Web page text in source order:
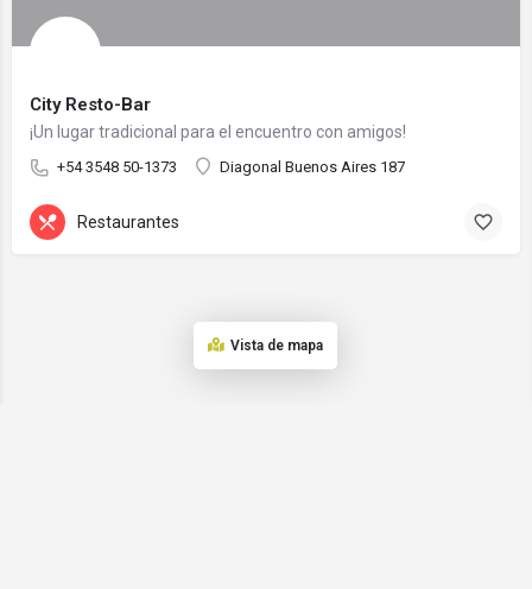
City Resto-Bar
¡Un lugar tradicional para el encuentro con amigos!
+54 3548 50-1373 Diagonal Buenos Aires 187
Restaurantes
Vista de mapa